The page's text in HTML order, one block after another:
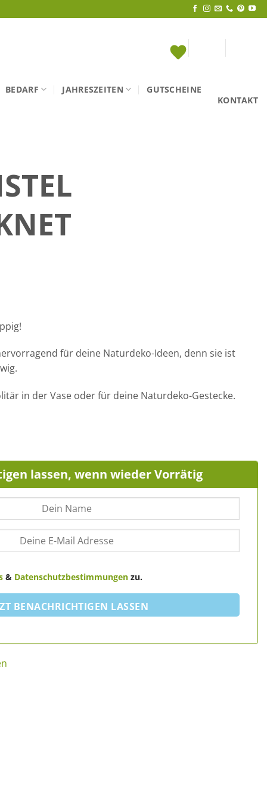
BEDARF JAHRESZEITEN
GUTSCHEINE
KONTAKT
für deine Naturdeko-Ideen, denn sie ist
in der Vase oder für deine Naturdeko-Gestecke.
lassen, wenn wieder Vorrätig
& Datenschutzbestimmungen zu.
BENACHRICHTIGEN LASSEN